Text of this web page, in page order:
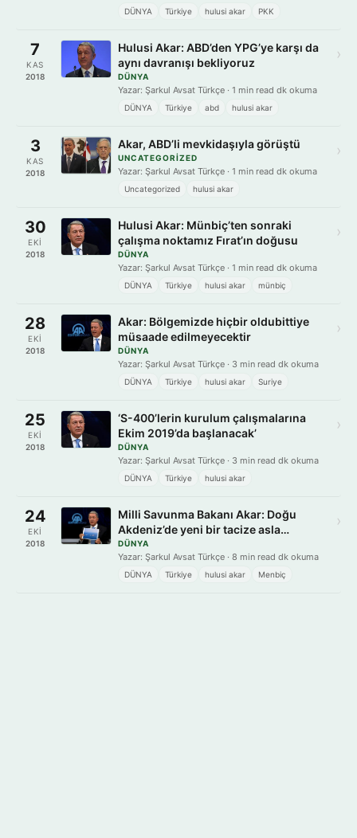
DÜNYA Türkiye hulusi akar PKK
7
KAS
2018
Hulusi Akar: ABD’den YPG’ye karşı da
aynı davranışı bekliyoruz
DÜNYA
Yazar: Şarkul Avsat Türkçe · 1 min read dk okuma
DÜNYA Türkiye abd hulusi akar
›
3
KAS
2018
Akar, ABD’li mevkidaşıyla görüştü
UNCATEGORIZED
Yazar: Şarkul Avsat Türkçe · 1 min read dk okuma
Uncategorized hulusi akar
›
30
EKI
2018
Hulusi Akar: Münbiç’ten sonraki
çalışma noktamız Fırat’ın doğusu
DÜNYA
Yazar: Şarkul Avsat Türkçe · 1 min read dk okuma
DÜNYA Türkiye hulusi akar münbiç
›
28
EKI
2018
Akar: Bölgemizde hiçbir oldubittiye
müsaade edilmeyecektir
DÜNYA
Yazar: Şarkul Avsat Türkçe · 3 min read dk okuma
DÜNYA Türkiye hulusi akar Suriye
›
25
EKI
2018
‘S-400’lerin kurulum çalışmalarına
Ekim 2019’da başlanacak’
DÜNYA
Yazar: Şarkul Avsat Türkçe · 3 min read dk okuma
DÜNYA Türkiye hulusi akar
›
24
EKI
2018
Milli Savunma Bakanı Akar: Doğu
Akdeniz’de yeni bir tacize asla
müsaade etmeyeceğiz
DÜNYA
Yazar: Şarkul Avsat Türkçe · 8 min read dk okuma
DÜNYA Türkiye hulusi akar Menbiç
›